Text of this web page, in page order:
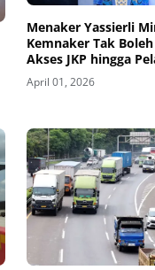
Menaker Yassierli
Kemnaker Tak
Akses JKP hingga
Harus Mudah
April 01, 2026